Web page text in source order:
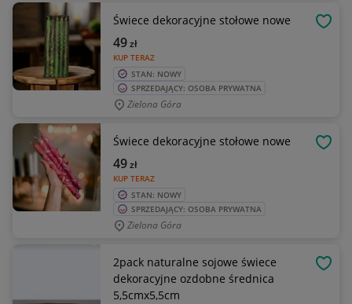
Świece dekoracyjne stołowe nowe
KUP TERAZ
49zł
STAN: NOWY
SPRZEDAJĄCY: OSOBA PRYWATNA
Zielona Góra
Świece dekoracyjne stołowe nowe
KUP TERAZ
49zł
STAN: NOWY
SPRZEDAJĄCY: OSOBA PRYWATNA
Zielona Góra
2pack naturalne sojowe świece
dekoracyjne ozdobne średnica
5,5cmx5,5cm